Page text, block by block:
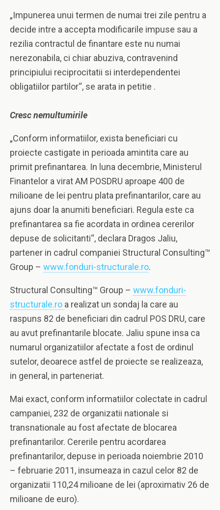
„Impunerea unui termen de numai trei zile pentru a
decide intre a accepta modificarile impuse sau a
rezilia contractul de finantare este nu numai
nerezonabila, ci chiar abuziva, contravenind
principiului reciprocitatii si interdependentei
obligatiilor partilor“, se arata in petitie .
Cresc nemultumirile
„Conform informatiilor, exista beneficiari cu
proiecte castigate in perioada amintita care au
primit prefinantarea. In luna decembrie, Ministerul
Finantelor a virat AM POSDRU aproape 400 de
milioane de lei pentru plata prefinantarilor, care au
ajuns doar la anumiti beneficiari. Regula este ca
prefinantarea sa fie acordata in ordinea cererilor
depuse de solicitanti“, declara Dragos Jaliu,
partener in cadrul companiei Structural Consulting™
Group – www.fonduri-structurale.ro.
Structural Consulting™ Group – www.fonduri-
structurale.ro a realizat un sondaj la care au
raspuns 82 de beneficiari din cadrul POS DRU, care
au avut prefinantarile blocate. Jaliu spune insa ca
numarul organizatiilor afectate a fost de ordinul
sutelor, deoarece astfel de proiecte se realizeaza,
in general, in parteneriat.
Mai exact, conform informatiilor colectate in cadrul
campaniei, 232 de organizatii nationale si
transnationale au fost afectate de blocarea
prefinantarilor. Cererile pentru acordarea
prefinantarilor, depuse in perioada noiembrie 2010
– februarie 2011, insumeaza in cazul celor 82 de
organizatii 110,24 milioane de lei (aproximativ 26 de
milioane de euro).